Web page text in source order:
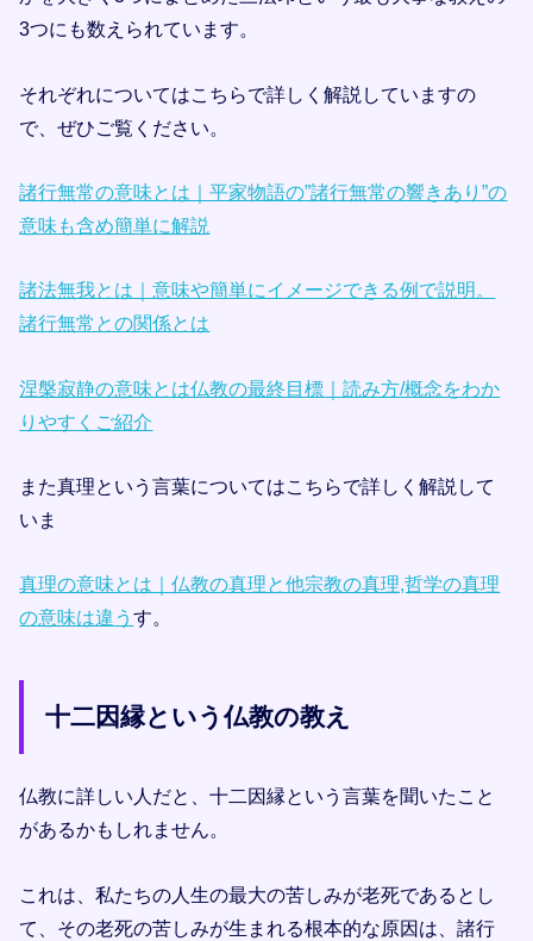
3つにも数えられています。
それぞれについてはこちらで詳しく解説していますの
で、ぜひご覧ください。
諸行無常の意味とは｜平家物語の”諸行無常の響きあり”の
意味も含め簡単に解説
諸法無我とは｜意味や簡単にイメージできる例で説明。
諸行無常との関係とは
涅槃寂静の意味とは仏教の最終目標｜読み方/概念をわか
りやすくご紹介
また真理という言葉についてはこちらで詳しく解説して
いま
真理の意味とは｜仏教の真理と他宗教の真理,哲学の真理
の意味は違うす。
十二因縁という仏教の教え
仏教に詳しい人だと、十二因縁という言葉を聞いたこと
があるかもしれません。
これは、私たちの人生の最大の苦しみが老死であるとし
て、その老死の苦しみが生まれる根本的な原因は、諸行